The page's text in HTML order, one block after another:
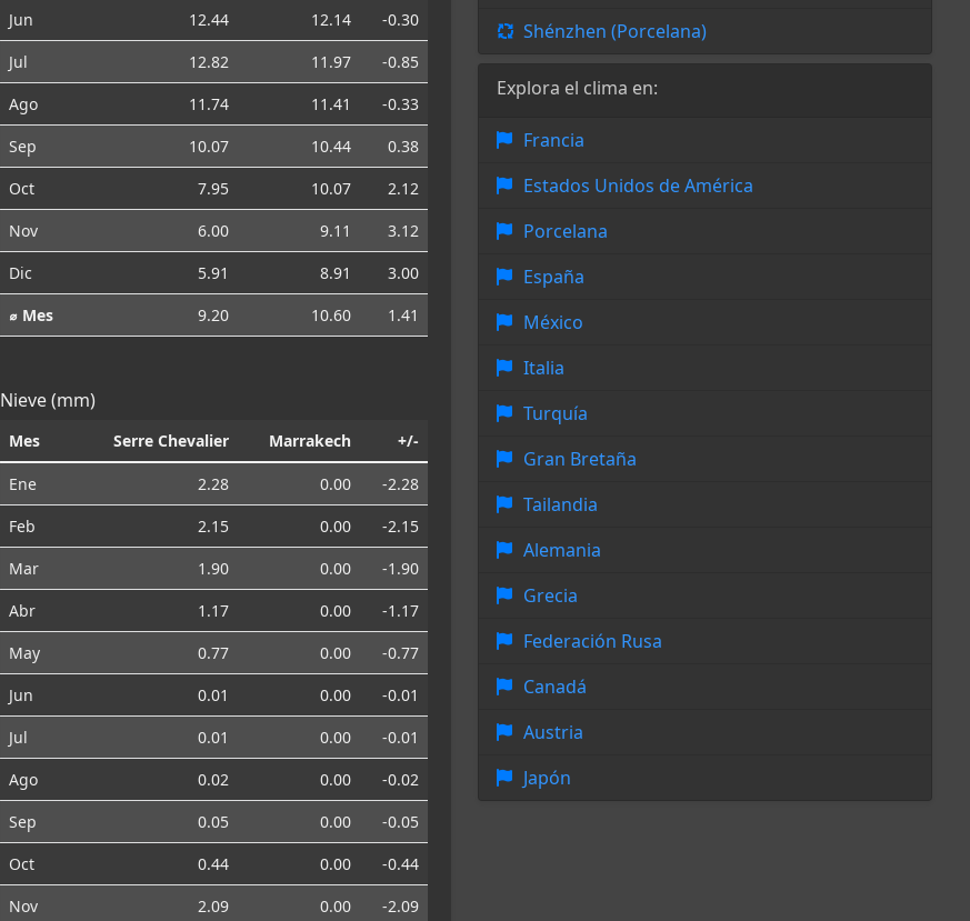
Jun
12.44 12.14
-0.30
Jul
12.82 11.97
-0.85
Ago
11.74 11.41
-0.33
Sep
10.07 10.44
0.38
Oct
7.95 10.07
2.12
Nov
6.00 9.11
3.12
Dic
5.91 8.91
3.00
⌀ Mes
9.20 10.60 1.41
Nieve (mm)
Mes Serre Chevalier Marrakech +/-
Ene 2.28 0.00
-2.28
Feb
2.15 0.00
-2.15
Mar
1.90 0.00
-1.90
Abr
1.17 0.00
-1.17
May
0.77 0.00
-0.77
Jun
0.01 0.00
-0.01
Jul
0.01 0.00
-0.01
Ago
0.02 0.00
-0.02
Sep
0.05 0.00
-0.05
Oct
0.44 0.00
-0.44
Nov
2.09 0.00 -2.09
Shénzhen (Porcelana)
Explora el clima en:
Francia
Estados Unidos de América
Porcelana
España
México
Italia
Turquía
Gran Bretaña
Tailandia
Alemania
Grecia
Federación Rusa
Canadá
Austria
Japón